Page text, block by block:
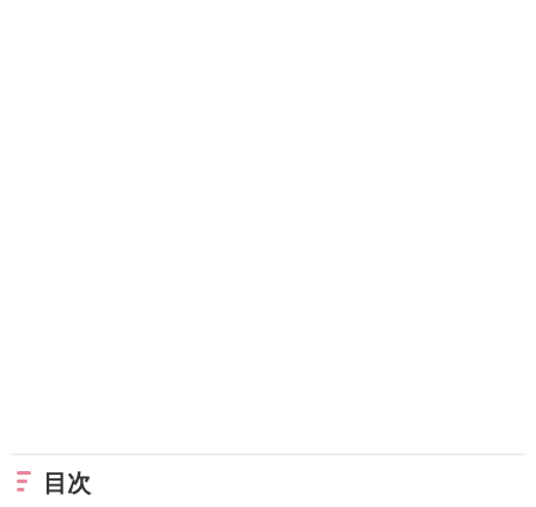
目次